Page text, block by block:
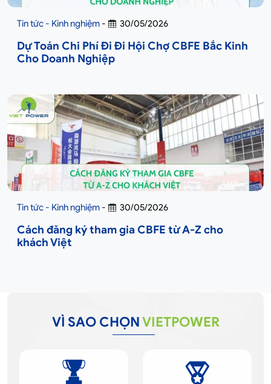
Tin tức - Kinh nghiệm - 30/05/2026
Dự Toán Chi Phí Đi Đi Hội Chợ CBFE Bắc Kinh
Cho Doanh Nghiệp
Tin tức - Kinh nghiệm - 30/05/2026
Cách đăng ký tham gia CBFE từ A-Z cho
khách Việt
VÌ SAO CHỌNVIETPOWER